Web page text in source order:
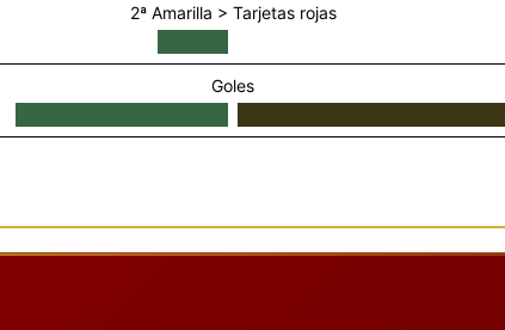
2ª Amarilla > Tarjetas rojas
Goles